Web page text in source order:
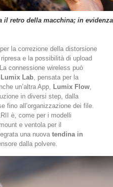
il retro della macchina; in evidenza
la correzione della distorsione
e la possibilità di upload
connessione wireless può
Lab, pensata per la
un’altra App, Lumix Flow,
in diversi step, dalla
fino all’organizzazione dei file.
è, come per i modelli
e ventola per il
una nuova tendina in
dalla polvere.